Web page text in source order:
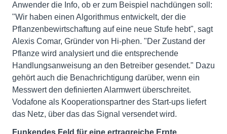
Anwender die Info, ob er zum Beispiel nachdüngen soll:
"Wir haben einen Algorithmus entwickelt, der die
Pflanzenbewirtschaftung auf eine neue Stufe hebt", sagt
Alexis Comar, Gründer von Hi-phen. "Der Zustand der
Pflanze wird analysiert und die entsprechende
Handlungsanweisung an den Betreiber gesendet." Dazu
gehört auch die Benachrichtigung darüber, wenn ein
Messwert den definierten Alarmwert überschreitet.
Vodafone als Kooperationspartner des Start-ups liefert
das Netz, über das das Signal versendet wird.
Funkendes Feld für eine ertragreiche Ernte